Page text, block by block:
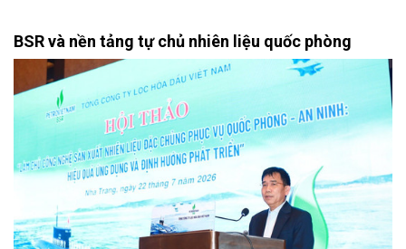
BSR và nền tảng tự chủ nhiên liệu quốc phòng